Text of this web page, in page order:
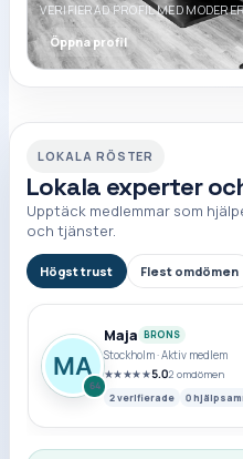
VERIFIERAD PROFIL MED
Öppna profil
LOKALA RÖSTER
Lokala experter
Upptäck medlemmar som
och tjänster.
Högst trust Flest omdömen
64
Maja BRONS
Stockholm·Aktiv medlem
★★★★★5.02 omdömen
2verifierade 0